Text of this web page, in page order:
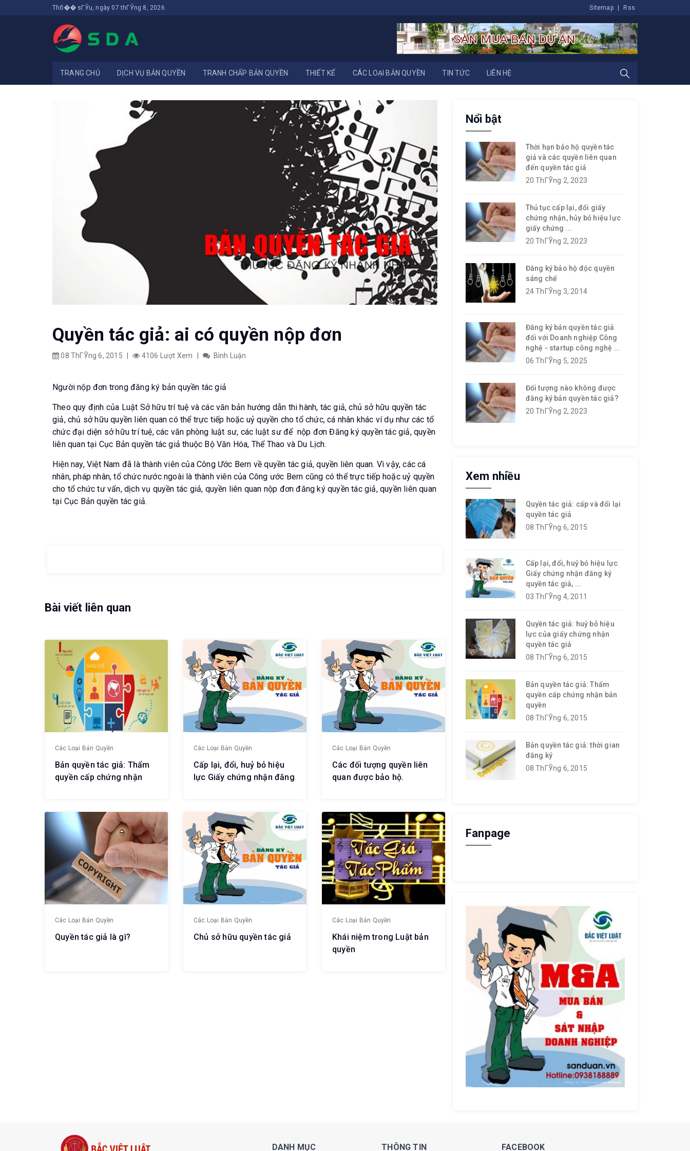
Thб�� sГЎu, ngày 07 thГЎng 8, 2026 Sitemap Rss
TRANG CHỦ DỊCH VỤ BẢN QUYỀN TRANH CHẤP BẢN QUYỀN THIẾT KẾ CÁC LOẠI BẢN QUYỀN TIN TỨC LIÊN HỆ
Quyền tác giả: ai có quyền nộp đơn
08 ThГЎng 6, 2015 4106 Lượt Xem Bình Luận
Người nộp đơn trong đăng ký bản quyền tác giả
Theo quy định của Luật Sở hữu trí tuệ và các văn bản hướng dẫn thi hành, tác giả, chủ sở hữu quyền tác
giả, chủ sở hữu quyền liên quan có thể trực tiếp hoặc uỷ quyền cho tổ chức, cá nhân khác ví dụ như các tổ
chức đại diện sở hữu trí tuệ, các văn phòng luật sư, các luật sư để nộp đơn Đăng ký quyền tác giả, quyền
liên quan tại Cục Bản quyền tác giả thuộc Bộ Văn Hóa, Thể Thao và Du Lịch.
Hiện nay, Việt Nam đã là thành viên của Công Ước Bern về quyền tác giả, quyền liên quan. Vì vậy, các cá
nhân, pháp nhân, tổ chức nước ngoài là thành viên của Công ước Bern cũng có thể trực tiếp hoặc uỷ quyền
cho tổ chức tư vấn, dịch vụ quyền tác giả, quyền liên quan nộp đơn đăng ký quyền tác giả, quyền liên quan
tại Cục Bản quyền tác giả.
Bài viết liên quan
Các Loại Bản Quyền
Bản quyền tác giả: Thẩm
quyền cấp chứng nhận
Các Loại Bản Quyền
Cấp lại, đổi, huỷ bỏ hiệu
lực Giấy chứng nhận đăng
quyền liên quan.
Các Loại Bản Quyền
Các đối tượng quyền liên
quan được bảo hộ.
Các Loại Bản Quyền
Quyền tác giả là gì?
Các Loại Bản Quyền
Chủ sở hữu quyền tác giả
Các Loại Bản Quyền
Khái niệm trong Luật bản
quyền
Nổi bật
Thời hạn bảo hộ quyền tác
giả và các quyền liên quan
đến quyền tác giả
20 ThГЎng 2, 2023
Thủ tục cấp lại, đổi giấy
chứng nhận, hủy bỏ hiệu lực
giấy chứng ...
20 ThГЎng 2, 2023
Đăng ký bảo hộ độc quyền
sáng chế
24 ThГЎng 3, 2014
Đăng ký bản quyền tác giả
đối với Doanh nghiệp Công
nghệ - startup công nghệ ...
06 ThГЎng 5, 2025
Đối tượng nào không được
đăng ký bản quyền tác giả?
20 ThГЎng 2, 2023
Xem nhiều
Quyền tác giả: cấp và đổi lại
quyền tác giả
08 ThГЎng 6, 2015
Cấp lại, đổi, huỷ bỏ hiệu lực
Giấy chứng nhận đăng ký
quyền tác giả, ...
03 ThГЎng 4, 2011
Quyền tác giả: huỷ bỏ hiệu
lực của giấy chứng nhận
quyền tác giả
08 ThГЎng 6, 2015
Bản quyền tác giả: Thẩm
quyền cấp chứng nhận bản
quyền
08 ThГЎng 6, 2015
Bản quyền tác giả: thời gian
đăng ký
08 ThГЎng 6, 2015
Fanpage
DANH MỤC THÔNG TIN FACEBOOK